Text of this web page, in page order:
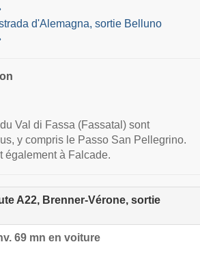
d'Alemagna, sortie Belluno
Val di Fassa (Fassatal) sont
y compris le Passo San Pellegrino.
également à Falcade.
A22, Brenner-Vérone, sortie
69 mn en voiture